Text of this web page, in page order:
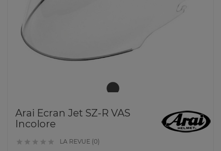
Arai Ecran Jet SZ-R VAS
Incolore
     LA REVUE (0)